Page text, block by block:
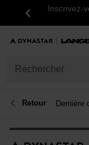
Précédent
Inscrivez-
Retour Dernière